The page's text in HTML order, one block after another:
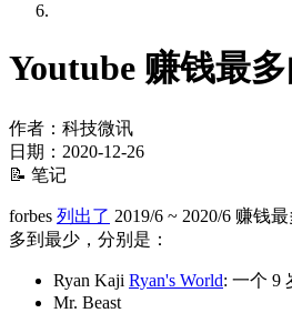
Youtube 赚钱最
作者：科技微讯
日期： 2020-12-26
📝 笔记
forbes 列出了 2019/6 ~ 2020/6 赚钱
多到最少，分别是：
Ryan Kaji Ryan's World: 一个 9
Mr. Beast